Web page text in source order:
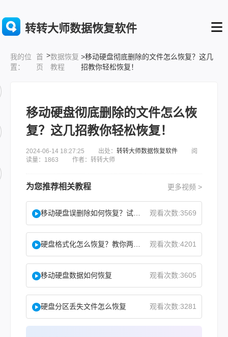
转转大师数据恢复软件
我的位
置：
首
页
>数据恢复
教程
>移动硬盘彻底删除的文件怎么恢复？这几
招教你轻松恢复！
移动硬盘彻底删除的文件怎么恢
复？这几招教你轻松恢复！
2024-06-14 18:27:25 出处： 转转大师数据恢复软件 阅
读量：1863 作者：转转大师
为您推荐相关教程 更多视频 >
观看次数:3569
观看次数:4201
移动硬盘数据如何恢复 观看次数:3605
硬盘分区丢失文件怎么恢复 观看次数:3281